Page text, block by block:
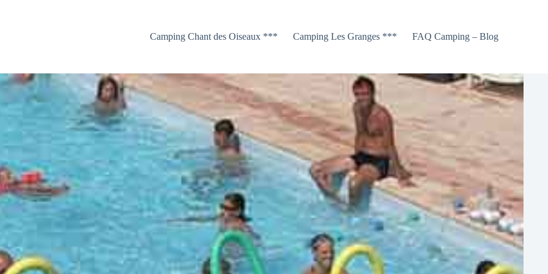
Camping Chant des Oiseaux ***
Camping Les Granges *** FAQ Camping – Blog